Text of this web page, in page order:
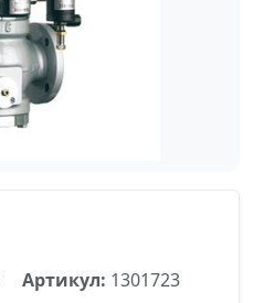
Артикул: 1301723